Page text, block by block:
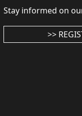
Stay informed on
>>